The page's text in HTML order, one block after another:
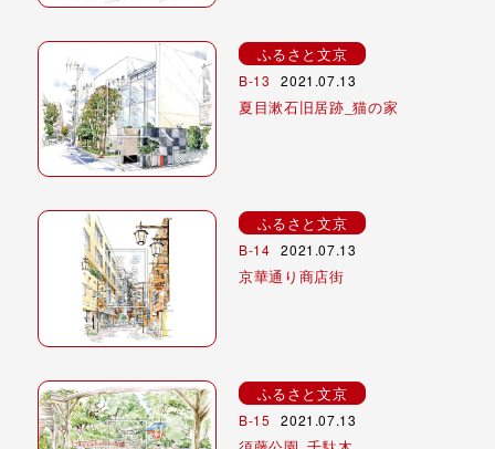
ふるさと文京
B-13 2021.07.13
夏目漱石旧居跡_猫の家
ふるさと文京
B-14 2021.07.13
京華通り商店街
ふるさと文京
B-15 2021.07.13